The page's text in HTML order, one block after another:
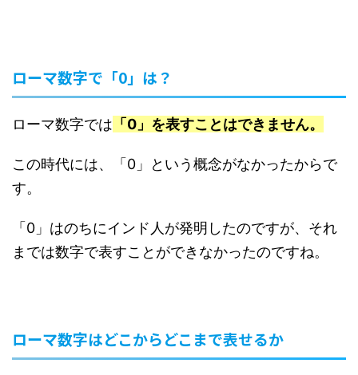
ローマ数字で「0」は？
ローマ数字では 「0」を表すことはできません。
この時代には、「0」という概念がなかったからで
す。
「0」はのちにインド人が発明したのですが、それ
までは数字で表すことができなかったのですね。
ローマ数字はどこからどこまで表せるか